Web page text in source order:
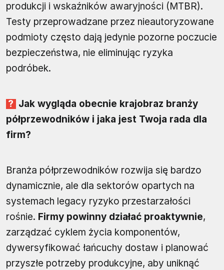
produkcji i wskaźników awaryjności (MTBR).
Testy przeprowadzane przez nieautoryzowane
podmioty często dają jedynie pozorne poczucie
bezpieczeństwa, nie eliminując ryzyka
podróbek.
Jak wygląda obecnie krajobraz branży
półprzewodników i jaka jest Twoja rada dla
firm?
Branża półprzewodników rozwija się bardzo
dynamicznie, ale dla sektorów opartych na
systemach legacy ryzyko przestarzałości
rośnie. Firmy powinny działać proaktywnie,
zarządzać cyklem życia komponentów,
dywersyfikować łańcuchy dostaw i planować
przyszłe potrzeby produkcyjne, aby uniknąć